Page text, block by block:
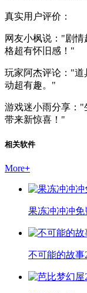
真实用户评价：
网友小枫说："剧
格超有怀旧感！"
玩家阿杰评论："道
动超有趣。"
游戏迷小雨分享："
带来新惊喜！"
相关软件
More+
果冻冲冲冲免
不可能的故事